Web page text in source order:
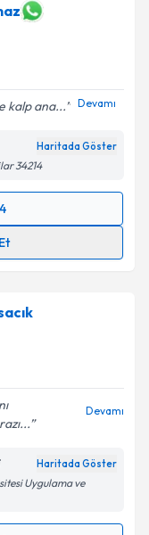
kalp ana... Devamı
Haritada Göster
34214
ile
belirtilen
Devamı
Haritada Göster
Uygulama ve